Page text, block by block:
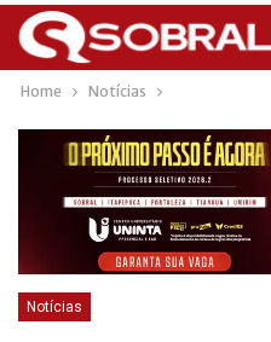
Home Notícias
Notícias